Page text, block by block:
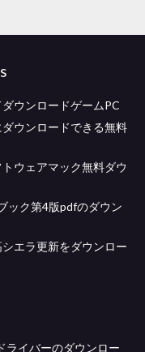
ウンロードゲームPC
ダウンロードできる無料
ウェアマック無料ダウ
ック第4版pdfのダウン
エラ更新をダウンロー
ライバーのダウンロー